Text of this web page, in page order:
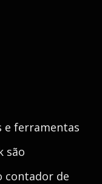
e ferramentas
são
contador de